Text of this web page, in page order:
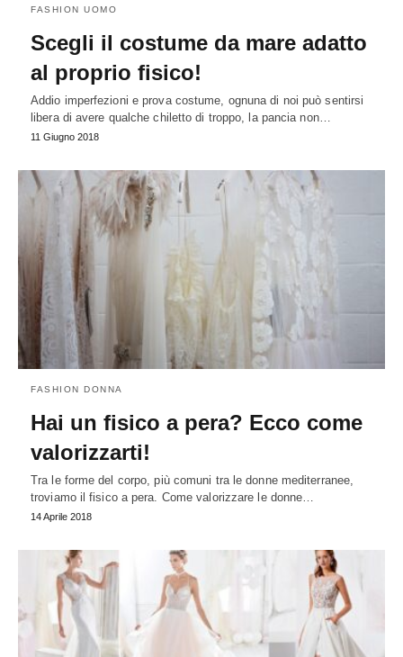
FASHION UOMO
Scegli il costume da mare adatto
al proprio fisico!
Addio imperfezioni e prova costume, ognuna di noi può sentirsi
libera di avere qualche chiletto di troppo, la pancia non…
11 Giugno 2018
FASHION DONNA
Hai un fisico a pera? Ecco come
valorizzarti!
Tra le forme del corpo, più comuni tra le donne mediterranee,
troviamo il fisico a pera. Come valorizzare le donne…
14 Aprile 2018